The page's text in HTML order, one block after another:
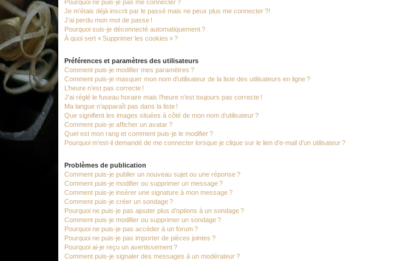
Pourquoi ne puis-je pas me connecter ?
Je m’étais déjà inscrit par le passé mais ne peux plus me connecter ?!
J’ai perdu mon mot de passe !
Pourquoi suis-je déconnecté automatiquement ?
À quoi sert « Supprimer les cookies » ?
Préférences et paramètres des utilisateurs
Comment puis-je modifier mes paramètres ?
Comment puis-je masquer mon nom d’utilisateur de la liste des utilisateurs en ligne ?
L’heure n’est pas correcte !
J’ai réglé le fuseau horaire mais l’heure n’est toujours pas correcte !
Ma langue n’apparaît pas dans la liste !
Que signifient les images situées à côté de mon nom d’utilisateur ?
Comment puis-je afficher un avatar ?
Quel est mon rang et comment puis-je le modifier ?
Pourquoi m’est-il demandé de me connecter lorsque je clique sur le lien d’e-mail d’un utilisateur ?
Problèmes de publication
Comment puis-je publier un nouveau sujet ou une réponse ?
Comment puis-je modifier ou supprimer un message ?
Comment puis-je insérer une signature à mon message ?
Comment puis-je créer un sondage ?
Pourquoi ne puis-je pas ajouter plus d’options à un sondage ?
Comment puis-je modifier ou supprimer un sondage ?
Pourquoi ne puis-je pas accéder à un forum ?
Pourquoi ne puis-je pas importer de pièces jointes ?
Pourquoi ai-je reçu un avertissement ?
Comment puis-je signaler des messages à un modérateur ?